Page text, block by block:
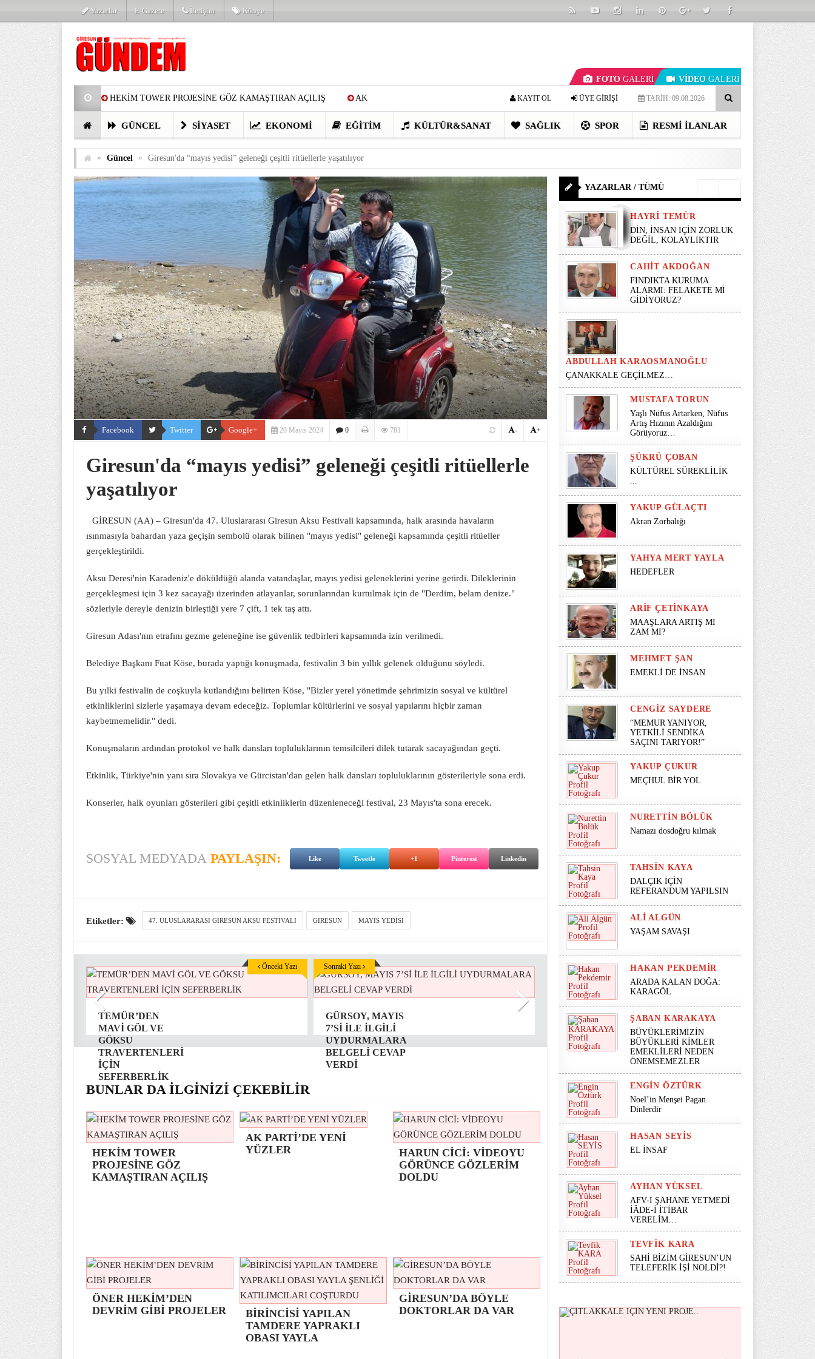
Yazarlar E-Gazete İletişim Künye
FOTO GALERİ VİDEO GALERİ
HEKİM TOWER PROJESİNE GÖZ KAMAŞTIRAN AÇILIŞ AK
PARTİ’DE YENİ YÜZLER HARUN CİCİ: VİDEOYU GÖRÜNCE
BİRİNCİSİ YAPILAN TAMDERE YAPRAKLI OBASI YAYLA ŞENLİĞİ
KATILIMCILARI COŞTURDU
TARİH: 09.08.2026
ÜYE GİRİŞİ
KAYIT OL
GÜNCEL SIYASET EKONOMI EĞITIM KÜLTÜR&SANAT SAĞLIK SPOR RESMI İLANLAR
» Güncel » Giresun'da “mayıs yedisi” geleneği çeşitli ritüellerle yaşatılıyor
Facebook Twitter Google+ 20 Mayıs 2024 0 781 +
-
Giresun'da “mayıs yedisi” geleneği çeşitli ritüellerle
yaşatılıyor
GİRESUN (AA) – Giresun'da 47. Uluslararası Giresun Aksu Festivali kapsamında, halk arasında havaların
ısınmasıyla bahardan yaza geçişin sembolü olarak bilinen "mayıs yedisi" geleneği kapsamında çeşitli ritüeller
gerçekleştirildi.
Aksu Deresi'nin Karadeniz'e döküldüğü alanda vatandaşlar, mayıs yedisi geleneklerini yerine getirdi. Dileklerinin
gerçekleşmesi için 3 kez sacayağı üzerinden atlayanlar, sorunlarından kurtulmak için de "Derdim, belam denize."
sözleriyle dereyle denizin birleştiği yere 7 çift, 1 tek taş attı.
Giresun Adası'nın etrafını gezme geleneğine ise güvenlik tedbirleri kapsamında izin verilmedi.
Belediye Başkanı Fuat Köse, burada yaptığı konuşmada, festivalin 3 bin yıllık gelenek olduğunu söyledi.
Bu yılki festivalin de coşkuyla kutlandığını belirten Köse, "Bizler yerel yönetimde şehrimizin sosyal ve kültürel
etkinliklerini sizlerle yaşamaya devam edeceğiz. Toplumlar kültürlerini ve sosyal yapılarını hiçbir zaman
kaybetmemelidir." dedi.
Konuşmaların ardından protokol ve halk dansları topluluklarının temsilcileri dilek tutarak sacayağından geçti.
Etkinlik, Türkiye'nin yanı sıra Slovakya ve Gürcistan'dan gelen halk dansları topluluklarının gösterileriyle sona erdi.
Konserler, halk oyunları gösterileri gibi çeşitli etkinliklerin düzenleneceği festival, 23 Mayıs'ta sona erecek.
SOSYAL MEDYADA PAYLAŞIN: Like Tweetle +1 Pinterest Linkedin
Etiketler: 47. ULUSLARARASI GIRESUN AKSU FESTIVALI GIRESUN MAYIS YEDISI
TEMÜR’DEN
MAVİ GÖL VE
GÖKSU
TRAVERTENLERİ
İÇİN
SEFERBERLİK
Önceki Yazı
GÜRSOY, MAYIS
7’Sİ İLE İLGİLİ
UYDURMALARA
BELGELİ CEVAP
VERDİ
Sonraki Yazı
BUNLAR DA İLGİNİZİ ÇEKEBİLİR
HEKİM TOWER
PROJESİNE GÖZ
KAMAŞTIRAN AÇILIŞ
AK PARTİ’DE YENİ
YÜZLER
HARUN CİCİ: VİDEOYU
GÖRÜNCE GÖZLERİM
DOLDU
ÖNER HEKİM’DEN
DEVRİM GİBİ PROJELER
BİRİNCİSİ YAPILAN
TAMDERE YAPRAKLI
OBASI YAYLA
GİRESUN’DA BÖYLE
DOKTORLAR DA VAR
YAZARLAR / TÜMÜ
HAYRI TEMÜR
DİN; İNSAN İÇİN ZORLUK
DEĞİL, KOLAYLIKTIR
CAHIT AKDOĞAN
FINDIKTA KURUMA
ALARMI: FELAKETE Mİ
GİDİYORUZ?
ABDULLAH KARAOSMANOĞLU
ÇANAKKALE GEÇİLMEZ…
MUSTAFA TORUN
Yaşlı Nüfus Artarken, Nüfus
Artış Hızının Azaldığını
Görüyoruz…
ŞÜKRÜ ÇOBAN
KÜLTÜREL SÜREKLİLİK
...
YAKUP GÜLAÇTI
Akran Zorbalığı
YAHYA MERT YAYLA
HEDEFLER
ARIF ÇETINKAYA
MAAŞLARA ARTIŞ MI
ZAM MI?
MEHMET ŞAN
EMEKLİ DE İNSAN
CENGIZ SAYDERE
“MEMUR YANIYOR,
YETKİLİ SENDİKA
SAÇINI TARIYOR!”
YAKUP ÇUKUR
MEÇHUL BİR YOL
NURETTIN BÖLÜK
Namazı dosdoğru kılmak
TAHSIN KAYA
DALÇIK İÇİN
REFERANDUM YAPILSIN
ALI ALGÜN
YAŞAM SAVAŞI
HAKAN PEKDEMIR
ARADA KALAN DOĞA:
KARAGÖL
ŞABAN KARAKAYA
BÜYÜKLERİMİZİN
BÜYÜKLERİ KİMLER
EMEKLİLERİ NEDEN
ÖNEMSEMEZLER
ENGIN ÖZTÜRK
Noel’in Menşei Pagan
Dinlerdir
HASAN SEYİS
EL İNSAF
AYHAN YÜKSEL
AFV-I ŞAHANE YETMEDİ
İÂDE-İ İTİBAR
VERELİM…
TEVFIK KARA
SAHİ BİZİM GİRESUN’UN
TELEFERİK İŞİ NOLDİ?!